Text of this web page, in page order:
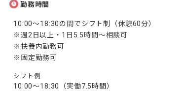
勤務時間
10:00～18:30の間でシフト制（休憩60分）
※週2日以上・1日5.5時間～相談可
※扶養内勤務可
※固定勤務可
シフト例
10:00～18:30（実働7.5時間）